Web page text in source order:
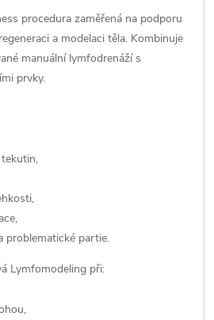
procedura zaměřená na podporu
a modelaci těla. Kombinuje
manuální lymfodrenáží s
prvky.
problematické partie.
Lymfomodeling při: